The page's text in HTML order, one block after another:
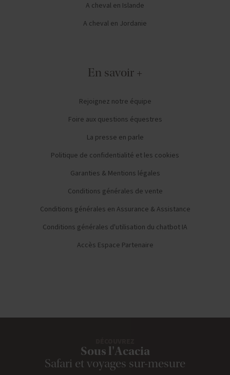
A cheval en Islande
A cheval en Jordanie
En savoir +
Rejoignez notre équipe
Foire aux questions équestres
La presse en parle
Politique de confidentialité et les cookies
Garanties & Mentions légales
Conditions générales de vente
Conditions générales en Assurance & Assistance
Conditions générales d'utilisation du chatbot IA
Accès Espace Partenaire
Sous l'Acacia
Safari et voyages sur-mesure